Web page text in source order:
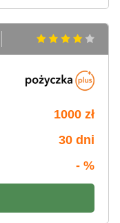
1000 zł
30 dni
- %